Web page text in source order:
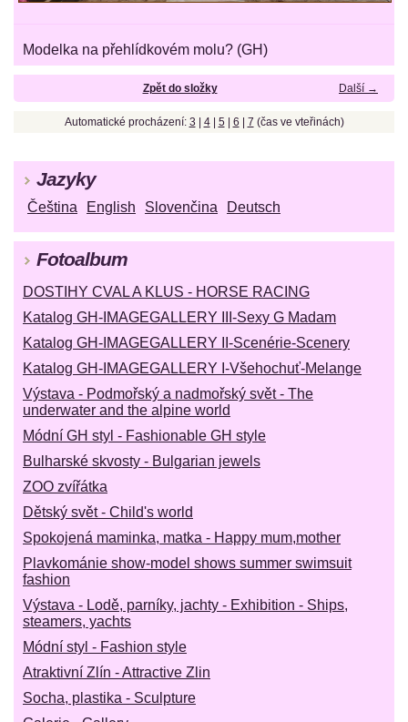
Modelka na přehlídkovém molu? (GH)
Další →
Zpět do složky
Automatické procházení: 3 4| 5| 6 7 (čas ve vteřinách)
Jazyky
Čeština English Slovenčina Deutsch
Fotoalbum
DOSTIHY CVAL A KLUS - HORSE RACING
Katalog GH-IMAGEGALLERY III-Sexy G Madam
Katalog GH-IMAGEGALLERY II-Scenérie-Scenery
Katalog GH-IMAGEGALLERY I-Všehochuť-Melange
Výstava - Podmořský a nadmořský svět - The
underwater and the alpine world
Módní GH styl - Fashionable GH style
Bulharské skvosty - Bulgarian jewels
ZOO zvířátka
Dětský svět - Child's world
Spokojená maminka, matka - Happy mum,mother
Plavkománie show-model shows summer swimsuit
fashion
Výstava - Lodě, parníky, jachty - Exhibition - Ships,
steamers, yachts
Módní styl - Fashion style
Atraktivní Zlín - Attractive Zlin
Socha, plastika - Sculpture